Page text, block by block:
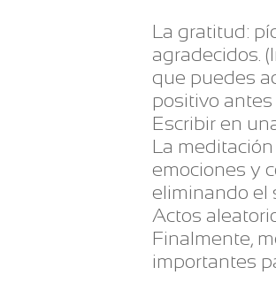
La gratitud:
agradecidos.
que puedes
positivo
Escribir en
La
emociones y
eliminando el
Actos
Finalmente,
importantes